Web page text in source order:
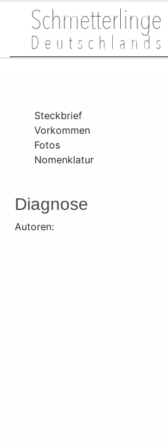
Steckbrief
Vorkommen
Fotos
Nomenklatur
Diagnose
Autoren: